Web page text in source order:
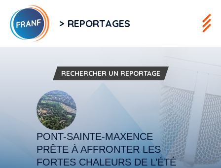
> REPORTAGES
RECHERCHER UN REPORTAGE
PONT-SAINTE-MAXENCE
PRÊTE À AFFRONTER LES
FORTES CHALEURS DE L’ÉTÉ